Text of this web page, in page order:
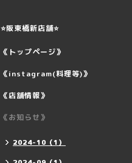
⭐️阪東橋新店舗⭐️
《トップページ》
《instagram(料理等)》
《店舗情報》
《お知らせ》
2024-10（1）